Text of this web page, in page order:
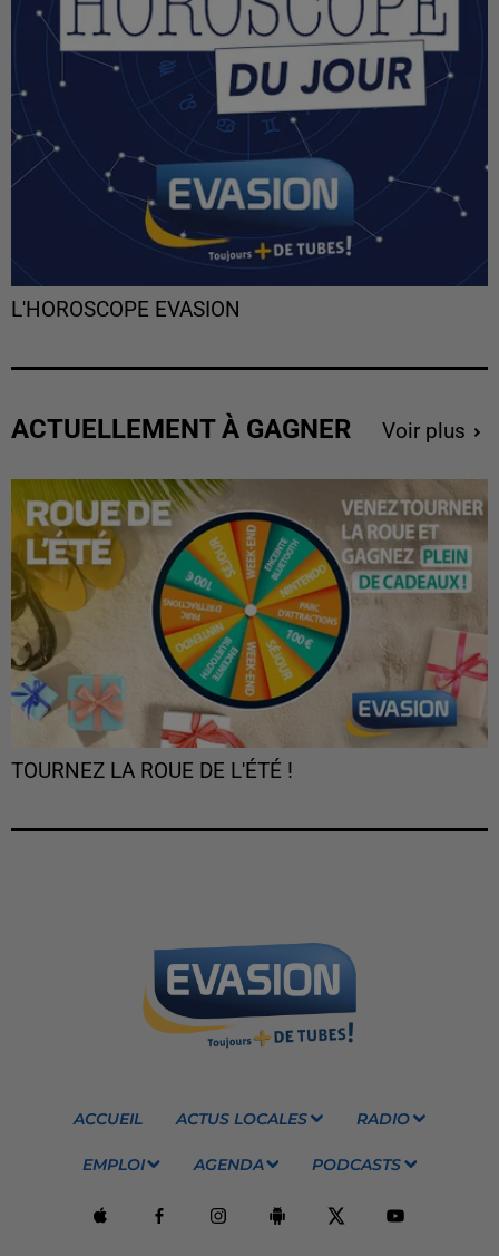
L'HOROSCOPE EVASION
ACTUELLEMENT À GAGNER Voir plus
TOURNEZ LA ROUE DE L'ÉTÉ !
ACCUEIL ACTUS LOCALES RADIO
EMPLOI AGENDA PODCASTS